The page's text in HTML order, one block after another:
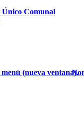
Único Comunal